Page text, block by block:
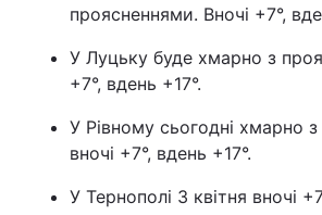
Цікавинки
Екологія
Лонгріди
Відео з Youtube Статті
проясненнями. Вночі +7°,
У Луцьку буде хмарно з
+7°, вдень +17°.
У Рівному сьогодні хмарно
вночі +7°, вдень +17°.
У Тернополі 3 квітня вночі